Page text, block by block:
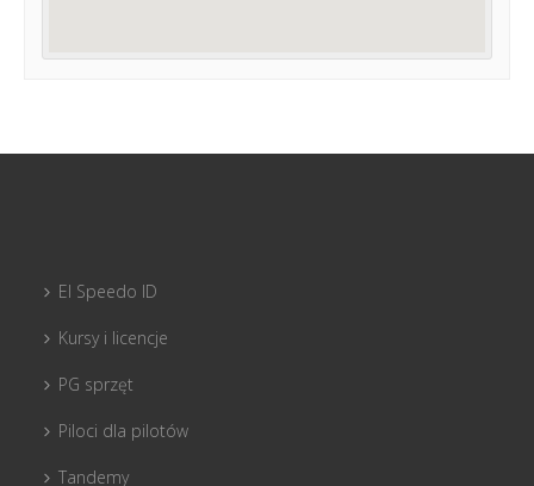
El Speedo ID
Kursy i licencje
PG sprzęt
Piloci dla pilotów
Tandemy